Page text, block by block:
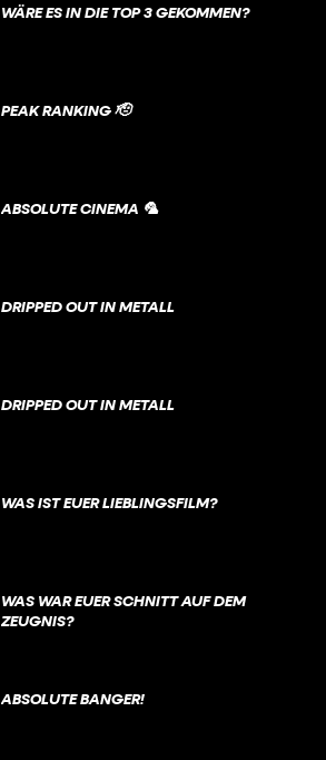
WÄRE ES IN DIE TOP 3 GEKOMMEN?
PEAK RANKING 🫡
ABSOLUTE CINEMA 🦜
DRIPPED OUT IN METALL
DRIPPED OUT IN METALL
WAS IST EUER LIEBLINGSFILM?
WAS WAR EUER SCHNITT AUF DEM
ZEUGNIS?
ABSOLUTE BANGER!